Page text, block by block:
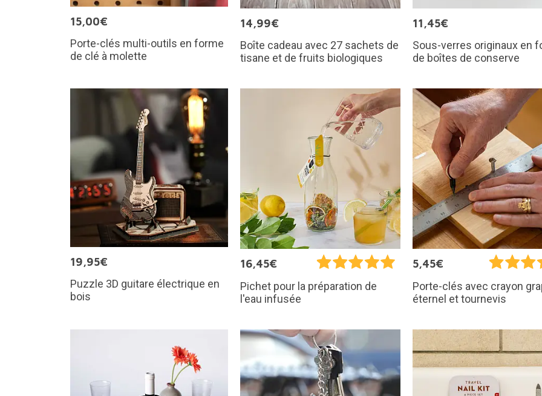
15,00€
Porte-clés multi-outils en forme
de clé à molette
14,99€
Boîte cadeau avec 27 sachets de
tisane et de fruits biologiques
11,45€
Sous-verres originaux en
de boîtes de conserve
19,95€
Puzzle 3D guitare électrique en
bois
16,45€
Pichet pour la préparation de
l'eau infusée
5,45€
Porte-clés avec crayon
éternel et tournevis